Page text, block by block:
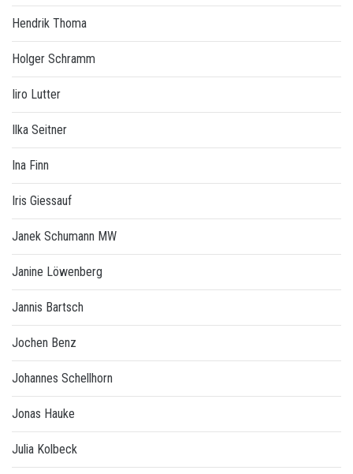
Hendrik Thoma
Holger Schramm
Iiro Lutter
Ilka Seitner
Ina Finn
Iris Giessauf
Janek Schumann MW
Janine Löwenberg
Jannis Bartsch
Jochen Benz
Johannes Schellhorn
Jonas Hauke
Julia Kolbeck